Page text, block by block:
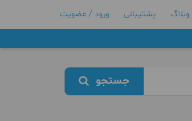
وبلاگ پشتیبانی ورود / عضویت
جستجو